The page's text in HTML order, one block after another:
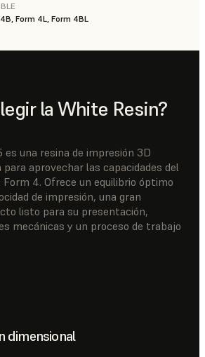
Form 4L, Form 4BL
la White Resin?
es una resina de impresión 3D
aprovechar las capacidades del
4. Ofrece un equilibrio óptimo
de impresión, una gran
listo para su presentación,
mecánicas y un proceso de trabajo
dimensional